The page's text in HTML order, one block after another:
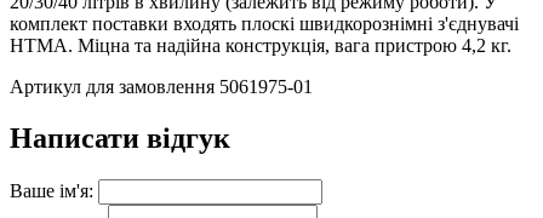
комплект поставки входять плоскі швидкорознімні з'єднувачі
НТМА. Міцна та надійна конструкція, вага пристрою 4,2 кг.
Артикул для замовлення 5061975-01
Написати відгук
Ваше ім'я: